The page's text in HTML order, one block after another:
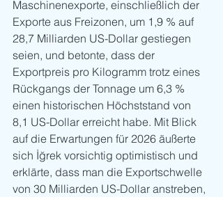
Maschinenexporte, einschließlich der
Exporte aus Freizonen, um 1,9 % auf
28,7 Milliarden US-Dollar gestiegen
seien, und betonte, dass der
Exportpreis pro Kilogramm trotz eines
Rückgangs der Tonnage um 6,3 %
einen historischen Höchststand von
8,1 US-Dollar erreicht habe. Mit Blick
auf die Erwartungen für 2026 äußerte
sich İğrek vorsichtig optimistisch und
erklärte, dass man die Exportschwelle
von 30 Milliarden US-Dollar anstreben,